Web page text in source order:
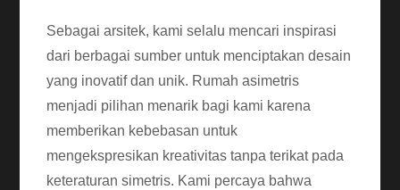
Sebagai arsitek, kami selalu mencari inspirasi
dari berbagai sumber untuk menciptakan desain
yang inovatif dan unik. Rumah asimetris
menjadi pilihan menarik bagi kami karena
memberikan kebebasan untuk
mengekspresikan kreativitas tanpa terikat pada
keteraturan simetris. Kami percaya bahwa